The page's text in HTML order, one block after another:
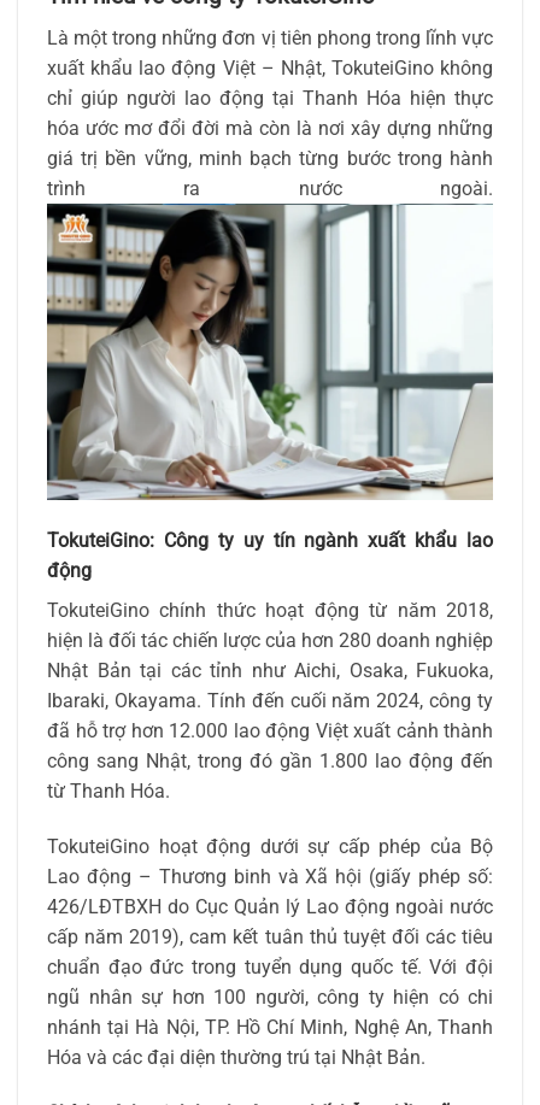
Là một trong những đơn vị tiên phong trong lĩnh vực
xuất khẩu lao động Việt – Nhật, TokuteiGino không
chỉ giúp người lao động tại Thanh Hóa hiện thực
hóa ước mơ đổi đời mà còn là nơi xây dựng những
giá trị bền vững, minh bạch từng bước trong hành
trình ra nước ngoài.
TokuteiGino: Công ty uy tín ngành xuất khẩu lao
động
TokuteiGino chính thức hoạt động từ năm 2018,
hiện là đối tác chiến lược của hơn 280 doanh nghiệp
Nhật Bản tại các tỉnh như Aichi, Osaka, Fukuoka,
Ibaraki, Okayama. Tính đến cuối năm 2024, công ty
đã hỗ trợ hơn 12.000 lao động Việt xuất cảnh thành
công sang Nhật, trong đó gần 1.800 lao động đến
từ Thanh Hóa.
TokuteiGino hoạt động dưới sự cấp phép của Bộ
Lao động – Thương binh và Xã hội (giấy phép số:
426/LĐTBXH do Cục Quản lý Lao động ngoài nước
cấp năm 2019), cam kết tuân thủ tuyệt đối các tiêu
chuẩn đạo đức trong tuyển dụng quốc tế. Với đội
ngũ nhân sự hơn 100 người, công ty hiện có chi
nhánh tại Hà Nội, TP. Hồ Chí Minh, Nghệ An, Thanh
Hóa và các đại diện thường trú tại Nhật Bản.